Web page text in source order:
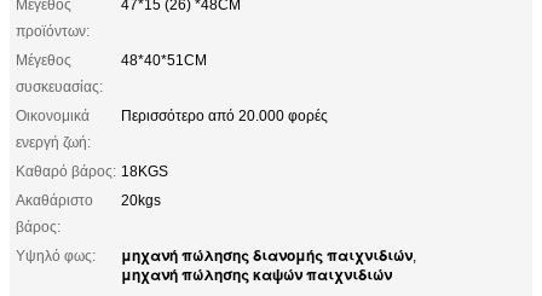
Μέγεθος
προϊόντων:
47*15 (26) *48CM
Μέγεθος
συσκευασίας:
48*40*51CM
Οικονομικά
ενεργή ζωή:
Περισσότερο από 20.000 φορές
Καθαρό βάρος: 18KGS
Ακαθάριστο
βάρος:
20kgs
Υψηλό φως: μηχανή πώλησης διανομής παιχνιδιών,
μηχανή πώλησης καψών παιχνιδιών